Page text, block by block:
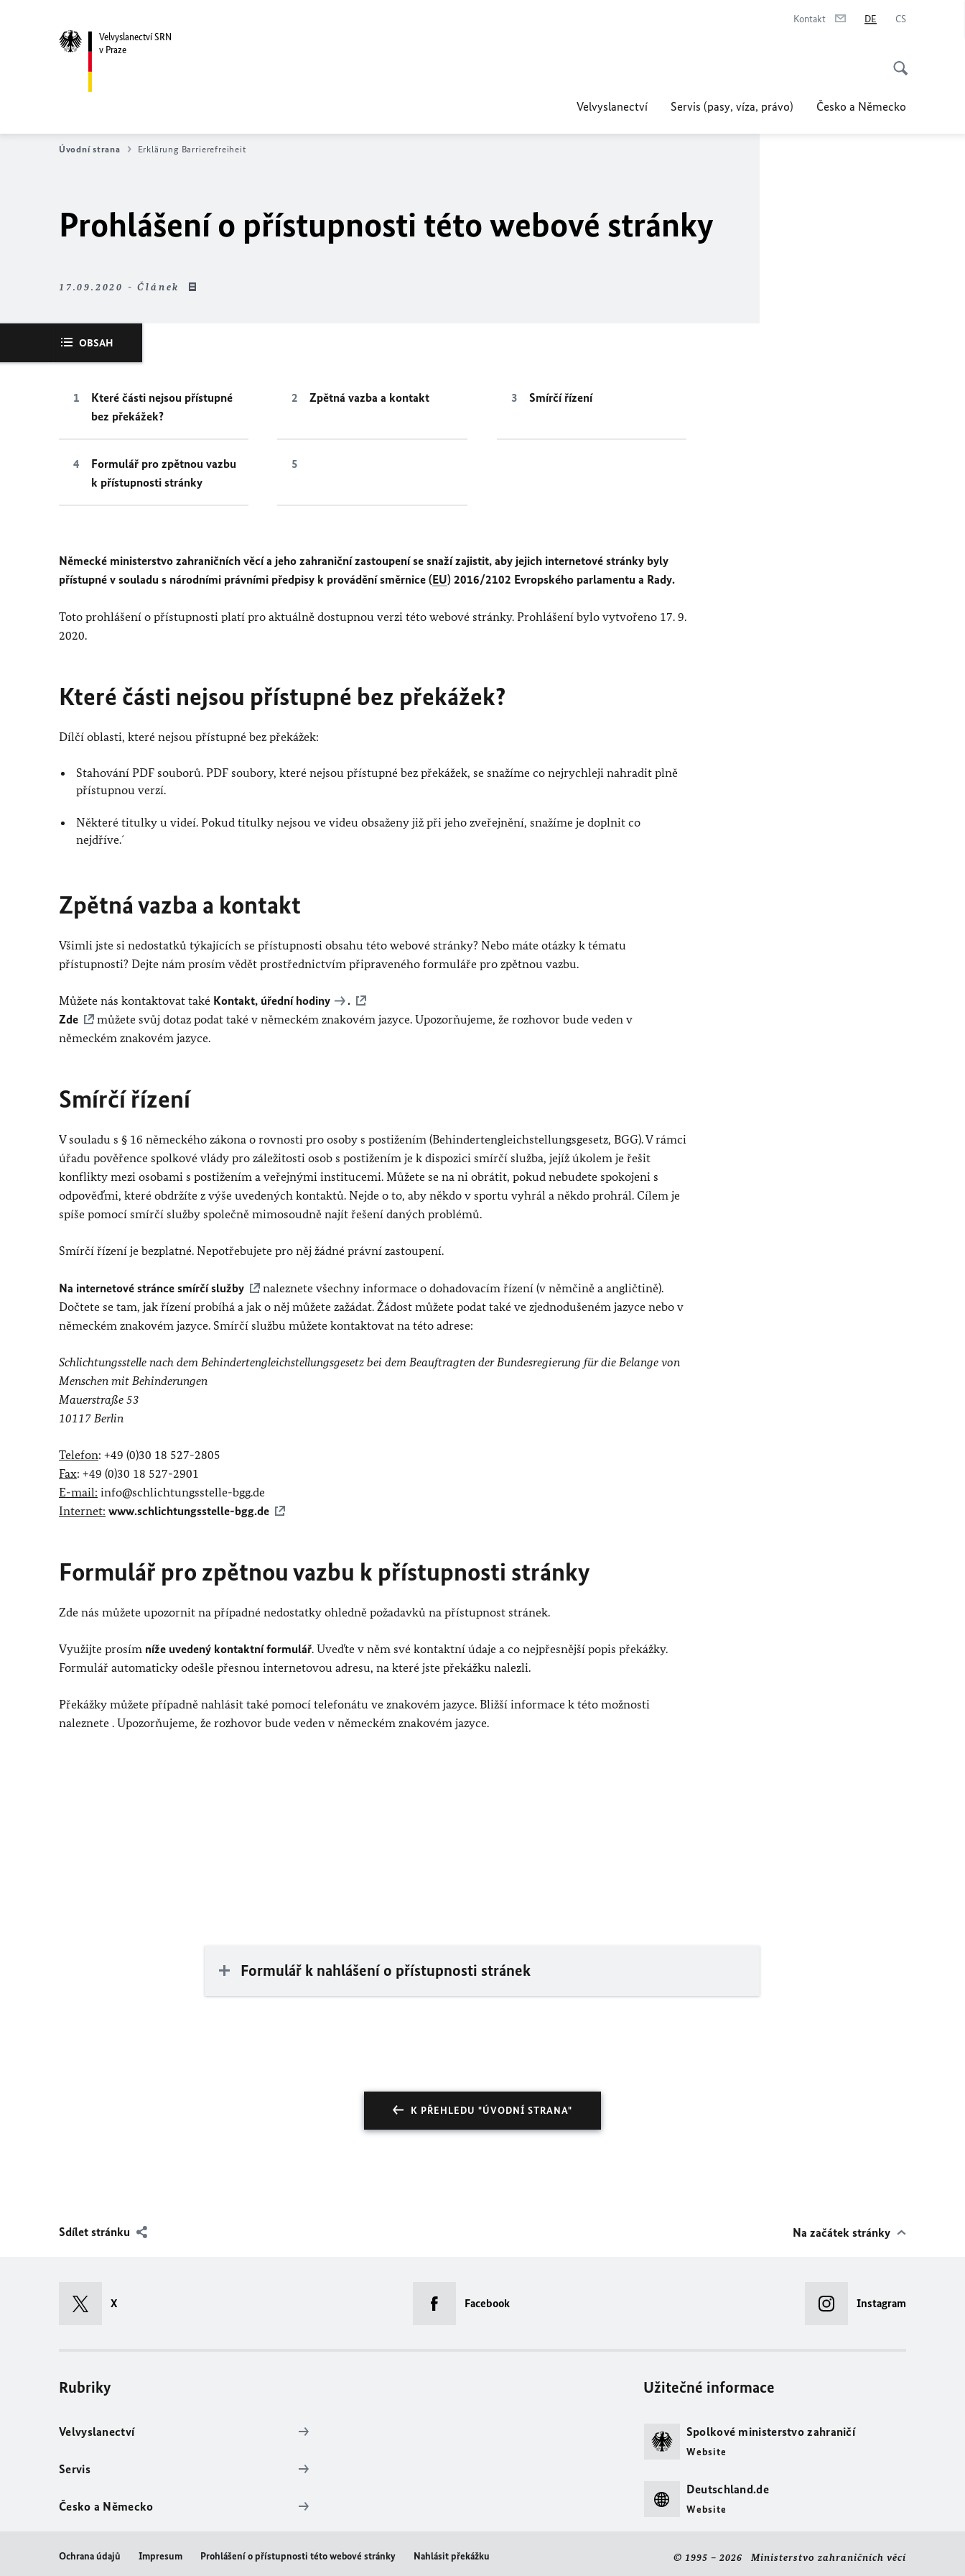
Velvyslanectví SRN
v Praze
Kontakt DE CS
Velvyslanectví Servis (pasy, víza, právo) Česko a Německo
Úvodní strana Erklärung Barrierefreiheit
Prohlášení o přístupnosti této webové stránky
17.09.2020 - Článek
OBSAH
Které části nejsou přístupné
bez překážek?
Zpětná vazba a kontakt Smírčí řízení
Formulář pro zpětnou vazbu
k přístupnosti stránky
Německé ministerstvo zahraničních věcí a jeho zahraniční zastoupení se snaží zajistit, aby jejich internetové stránky byly
přístupné v souladu s národními právními předpisy k provádění směrnice (EU) 2016/2102 Evropského parlamentu a Rady.
Toto prohlášení o přístupnosti platí pro aktuálně dostupnou verzi této webové stránky. Prohlášení bylo vytvořeno 17. 9.
2020.
Které části nejsou přístupné bez překážek?
Dílčí oblasti, které nejsou přístupné bez překážek:
Stahování PDF souborů. PDF soubory, které nejsou přístupné bez překážek, se snažíme co nejrychleji nahradit plně
přístupnou verzí.
Některé titulky u videí. Pokud titulky nejsou ve videu obsaženy již při jeho zveřejnění, snažíme je doplnit co
nejdříve.´
Zpětná vazba a kontakt
Všimli jste si nedostatků týkajících se přístupnosti obsahu této webové stránky? Nebo máte otázky k tématu
přístupnosti? Dejte nám prosím vědět prostřednictvím připraveného formuláře pro zpětnou vazbu.
Můžete nás kontaktovat také Kontakt, úřední hodiny
.
Zde
můžete svůj dotaz podat také v německém znakovém jazyce. Upozorňujeme, že rozhovor bude veden v
německém znakovém jazyce.
Smírčí řízení
V souladu s § 16 německého zákona o rovnosti pro osoby s postižením (Behindertengleichstellungsgesetz, BGG). V rámci
úřadu pověřence spolkové vlády pro záležitosti osob s postižením je k dispozici smírčí služba, jejíž úkolem je řešit
konflikty mezi osobami s postižením a veřejnými institucemi. Můžete se na ni obrátit, pokud nebudete spokojeni s
odpověďmi, které obdržíte z výše uvedených kontaktů. Nejde o to, aby někdo v sportu vyhrál a někdo prohrál. Cílem je
spíše pomocí smírčí služby společně mimosoudně najít řešení daných problémů.
Smírčí řízení je bezplatné. Nepotřebujete pro něj žádné právní zastoupení.
Na internetové stránce smírčí služby
naleznete všechny informace o dohadovacím řízení (v němčině a angličtině).
Dočtete se tam, jak řízení probíhá a jak o něj můžete zažádat. Žádost můžete podat také ve zjednodušeném jazyce nebo v
německém znakovém jazyce. Smírčí službu můžete kontaktovat na této adrese:
Schlichtungsstelle nach dem Behindertengleichstellungsgesetz bei dem Beauftragten der Bundesregierung für die Belange von
Menschen mit Behinderungen
Mauerstraße 53
10117 Berlin
Telefon: +49 (0)30 18 527-2805
Fax: +49 (0)30 18 527-2901
E-mail: info@schlichtungsstelle-bgg.de
Internet: www.schlichtungsstelle-bgg.de
Formulář pro zpětnou vazbu k přístupnosti stránky
Zde nás můžete upozornit na případné nedostatky ohledně požadavků na přístupnost stránek.
Využijte prosím níže uvedený kontaktní formulář. Uveďte v něm své kontaktní údaje a co nejpřesnější popis překážky.
Formulář automaticky odešle přesnou internetovou adresu, na které jste překážku nalezli.
Překážky můžete případně nahlásit také pomocí telefonátu ve znakovém jazyce. Bližší informace k této možnosti
naleznete . Upozorňujeme, že rozhovor bude veden v německém znakovém jazyce.
Formulář k nahlášení o přístupnosti stránek
K PŘEHLEDU "ÚVODNÍ STRANA"
Sdílet stránku Na začátek stránky
X Facebook Instagram
Rubriky
Velvyslanectví
Servis
Česko a Německo
Užitečné informace
Spolkové ministerstvo zahraničí
Website
Deutschland.de
Website
Ochrana údajů Impresum Prohlášení o přístupnosti této webové stránky Nahlásit překážku © 1995 – 2026 Ministerstvo zahraničních věcí